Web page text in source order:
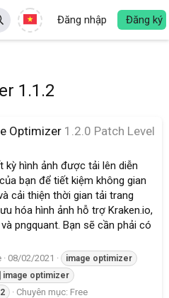
Đăng nhập Đăng ký
1.1.2
Optimizer 1.2.0 Patch Level
hình ảnh được tải lên diễn
bạn để tiết kiệm không gian
cải thiện thời gian tải trang
hóa hình ảnh hỗ trợ Kraken.io,
pngquant. Bạn sẽ cần phải có
08/02/2021 image optimizer
image optimizer
Chuyên mục: Free